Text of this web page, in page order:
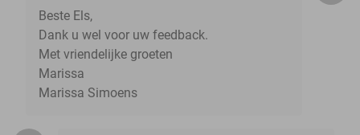
Beste Els,
Dank u wel voor uw feedback.
Met vriendelijke groeten
Marissa
Marissa Simoens